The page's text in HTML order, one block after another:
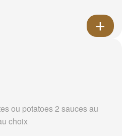
ou potatoes 2 sauces au
choix